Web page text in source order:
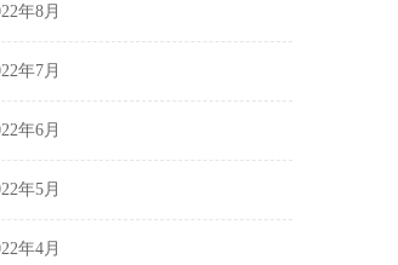
年8月
年7月
年6月
年5月
年4月